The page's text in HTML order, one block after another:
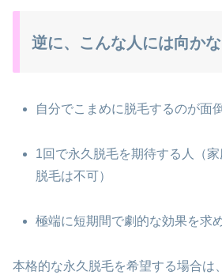
逆に、こんな人には向か
自分でこまめに脱毛するのが面
1回で永久脱毛を期待する人（
脱毛は不可）
極端に短期間で劇的な効果を求
本格的な永久脱毛を希望する場合は